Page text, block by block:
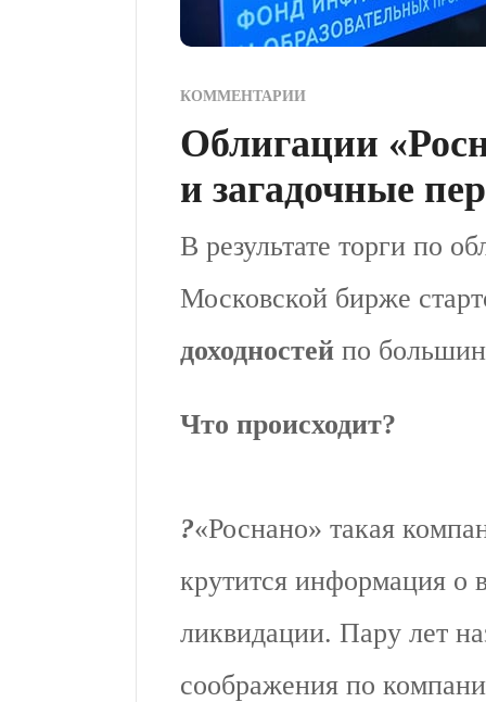
КОММЕНТАРИИ
Облигации
и загадочные
В результате торги по
Московской бирже
доходностей по
Что происходит?
?️«Роснано» такая
крутится информация о
ликвидации. Пару лет
соображения по